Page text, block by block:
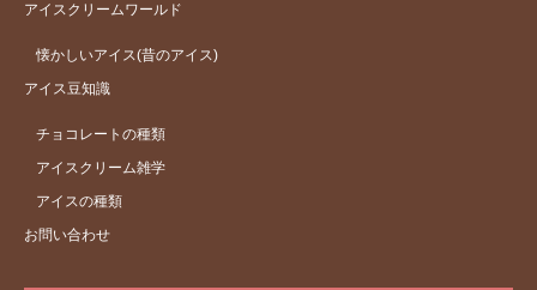
アイスクリームワールド
懐かしいアイス(昔のアイス)
アイス豆知識
チョコレートの種類
アイスクリーム雑学
アイスの種類
お問い合わせ